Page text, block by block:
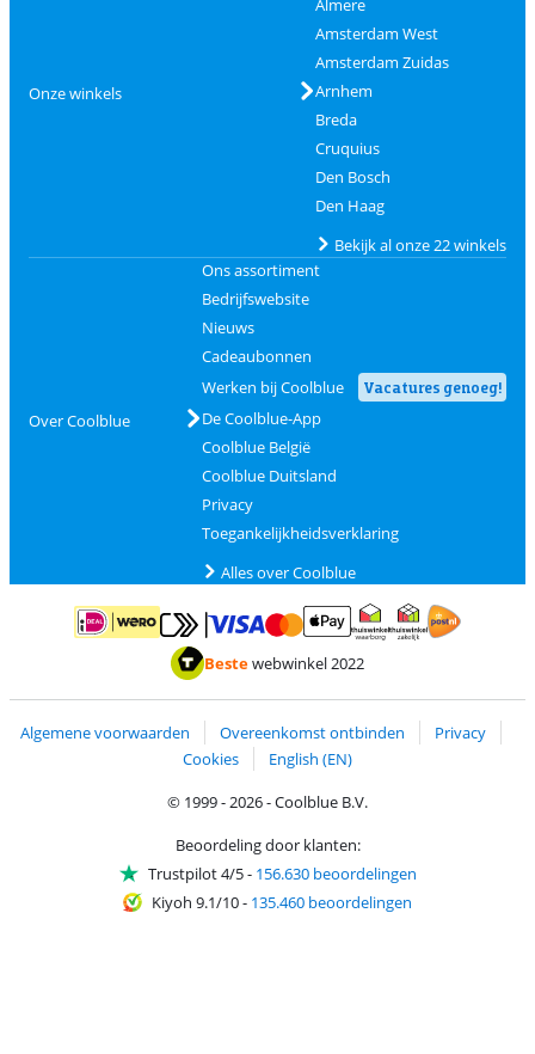
Onze winkels
Almere
Amsterdam West
Amsterdam Zuidas
Arnhem
Breda
Cruquius
Den Bosch
Den Haag
Bekijk al onze 22 winkels
Over Coolblue
Ons assortiment
Bedrijfswebsite
Nieuws
Cadeaubonnen
Werken bij Coolblue
Vacatures genoeg!
De Coolblue-App
Coolblue België
Coolblue Duitsland
Privacy
Toegankelijkheidsverklaring
Alles over Coolblue
Betalen met iDEAL | WeroBetalen met MasterCard en Visa via ClickToPay
Betalen met ApplePay
Thuiswinkel waarborg
Bestewebwinkel 2022
Algemene voorwaarden Overeenkomst ontbinden
Privacy
Cookies
English (EN)
© 1999 - 2026 - Coolblue B.V.
Beoordeling door klanten:
Trustpilot 4/5- 156.630 beoordelingen
Kiyoh 9.1/10- 135.460 beoordelingen